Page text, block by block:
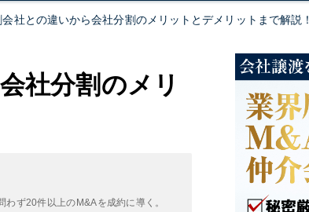
社との違いから会社分割のメリットとデメリットまで解説！
社分割のメリ
ず20件以上のM&Aを成約に導く。